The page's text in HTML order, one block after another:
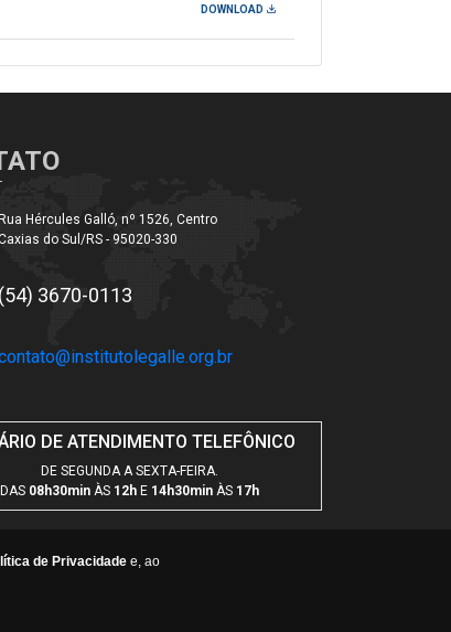
de Privacidade e, ao
DOWNLOAD
Hércules Galló, nº 1526, Centro
do Sul/RS - 95020-330
(54) 3670-0113
DE ATENDIMENTO TELEFÔNICO
DE SEGUNDA A SEXTA-FEIRA.
DAS 08h30minÀS 12hE 14h30minÀS 17h